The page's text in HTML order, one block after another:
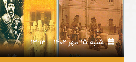
شنبه 15 مهر 1402 - 13:13